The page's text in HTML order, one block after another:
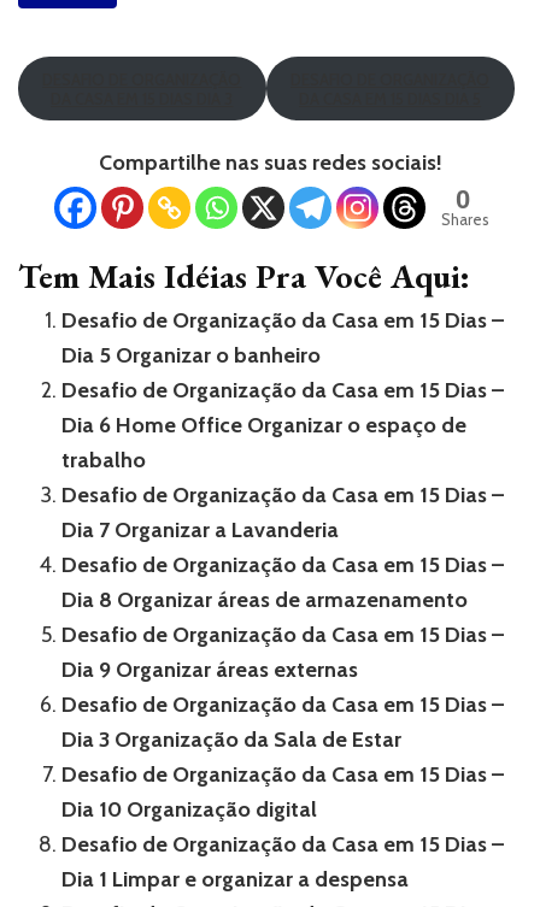
Compartilhe nas suas redes sociais!
0
Shares
Tem Mais Idéias Pra Você Aqui:
Desafio de Organização da Casa em 15 Dias –
Dia 5 Organizar o banheiro
Desafio de Organização da Casa em 15 Dias –
Dia 6 Home Office Organizar o espaço de
trabalho
Desafio de Organização da Casa em 15 Dias –
Dia 7 Organizar a Lavanderia
Desafio de Organização da Casa em 15 Dias –
Dia 8 Organizar áreas de armazenamento
Desafio de Organização da Casa em 15 Dias –
Dia 9 Organizar áreas externas
Desafio de Organização da Casa em 15 Dias –
Dia 3 Organização da Sala de Estar
Desafio de Organização da Casa em 15 Dias –
Dia 10 Organização digital
Desafio de Organização da Casa em 15 Dias –
Dia 1 Limpar e organizar a despensa